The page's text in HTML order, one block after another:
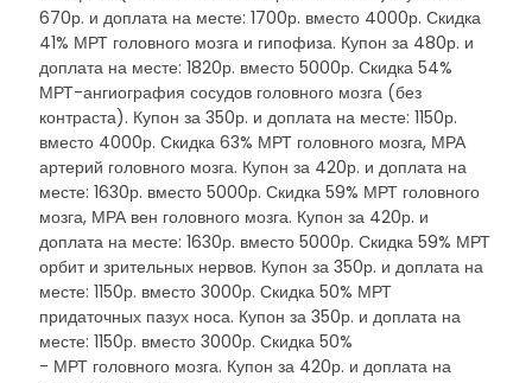
670р. и доплата на месте: 1700р. вместо 4000р. Скидка
41% МРТ головного мозга и гипофиза. Купон за 480р. и
доплата на месте: 1820р. вместо 5000р. Скидка 54%
МРТ-ангиография сосудов головного мозга (без
контраста). Купон за 350р. и доплата на месте: 1150р.
вместо 4000р. Скидка 63% МРТ головного мозга, МРА
артерий головного мозга. Купон за 420р. и доплата на
месте: 1630р. вместо 5000р. Скидка 59% МРТ головного
мозга, МРА вен головного мозга. Купон за 420р. и
доплата на месте: 1630р. вместо 5000р. Скидка 59% МРТ
орбит и зрительных нервов. Купон за 350р. и доплата на
месте: 1150р. вместо 3000р. Скидка 50% МРТ
придаточных пазух носа. Купон за 350р. и доплата на
месте: 1150р. вместо 3000р. Скидка 50%
- МРТ головного мозга. Купон за 420р. и доплата на